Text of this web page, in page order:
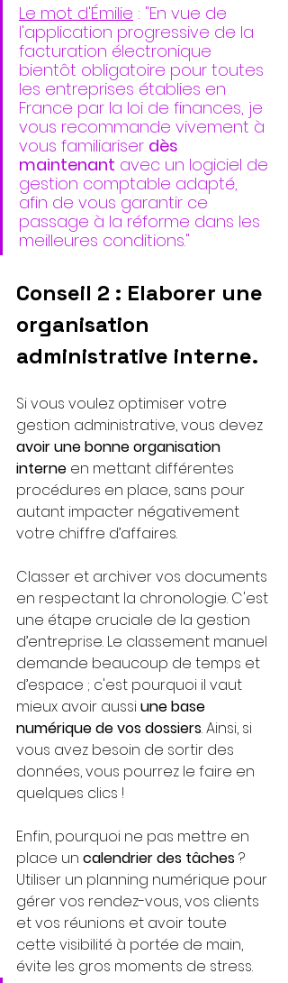
Le mot d'Émilie : "En vue de
l'application progressive de la
facturation électronique
bientôt obligatoire pour toutes
les entreprises établies en
France par la loi de finances, je
vous recommande vivement à
vous familiariser dès
maintenant avec un logiciel de
gestion comptable adapté,
afin de vous garantir ce
passage à la réforme dans les
meilleures conditions."
Conseil 2 : Elaborer une
organisation
administrative interne.
Si vous voulez optimiser votre
gestion administrative, vous devez
avoir une bonne organisation
interne en mettant différentes
procédures en place, sans pour
autant impacter négativement
votre chiffre d’affaires.
Classer et archiver vos documents
en respectant la chronologie. C'est
une étape cruciale de la gestion
d’entreprise. Le classement manuel
demande beaucoup de temps et
d’espace ; c'est pourquoi il vaut
mieux avoir aussi une base
numérique de vos dossiers. Ainsi, si
vous avez besoin de sortir des
données, vous pourrez le faire en
quelques clics !
Enfin, pourquoi ne pas mettre en
place un calendrier des tâches ?
Utiliser un planning numérique pour
gérer vos rendez-vous, vos clients
et vos réunions et avoir toute
cette visibilité à portée de main,
évite les gros moments de stress.